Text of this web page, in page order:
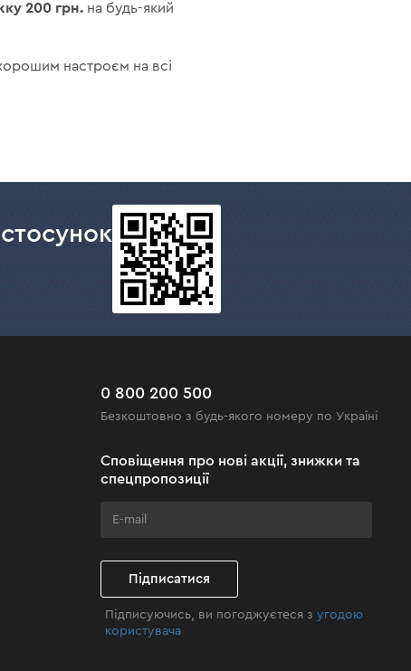
200 грн.на будь-який
хорошим настроєм на всі
0 800 200 500
Безкоштовно з будь-якого номеру по Україні
Сповіщення про нові акції, знижки та
спецпропозиції
Підписатися
Підписуючись, ви погоджуєтеся з угодою
користувача